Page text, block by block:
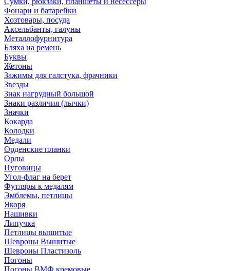
Фонари и батарейки
Хозтовары, посуда
Аксельбанты, галуны
Металлофурнитура
Бляха на ремень
Буквы
Жетоны
Зажимы для галстука, фрачники
Звезды
Знак нагрудный большой
Знаки различия (лычки)
Значки
Кокарда
Колодки
Медали
Орденские планки
Орлы
Пуговицы
Угол-флаг на берет
Футляры к медалям
Эмблемы, петлицы
Якоря
Нашивки
Липучка
Петлицы вышитые
Шевроны Вышитые
Шевроны Пластизоль
Погоны
Погоны ВМФ кремовые